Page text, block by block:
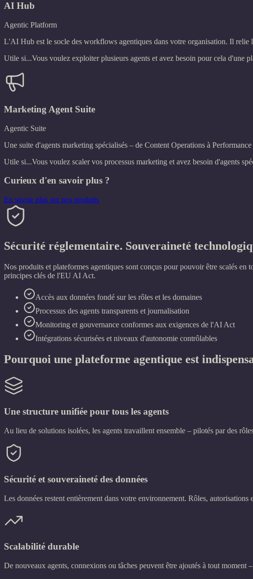
AI Hub
Agentic Platform
L'AI Hub est le socle des workflows agentiques dans votre organisation. Il relie
Utile si...Vous voulez exploiter plusieurs agents et avez besoin pour cela d'une
Marketing Agent Suite
Agentic Suite
Une suite d'agents marketing spécialisés – de Content Operations à
Utile si...Vous voulez scaler vos processus marketing et avez besoin d'agents
Curieux d'en savoir plus ?
En savoir plus sur nos produits
Sécurité réglementaire. Souveraineté
Nos produits et plateformes agentiques sont conçus pour pouvoir être scalés
principes clés de l'EU AI Act.
Accès aux données fondé sur les rôles et les domaines
Processus des agents transparents et journalisation
Monitoring et gouvernance conformes aux exigences de l'AI Act
Intégrations sécurisées et niveaux d'autonomie contrôlables
Pourquoi une plateforme agentique est
Une structure unifiée pour tous les agents
Au lieu de solutions isolées, les agents travaillent ensemble – pilotés par des
Sécurité et souveraineté des données
Les données restent entièrement dans votre environnement. Rôles, autorisations
Scalabilité durable
De nouveaux agents, connexions ou tâches peuvent être ajoutés à tout moment